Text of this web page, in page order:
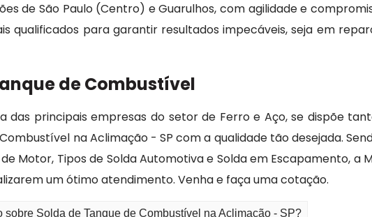
de São Paulo (Centro) e Guarulhos, com agilidade e
qualificados para garantir resultados impecáveis, seja em
de Combustível
das principais empresas do setor de Ferro e Aço, se dispõe
na Aclimação - SP com a qualidade tão desejada.
Motor, Tipos de Solda Automotiva e Solda em Escapamento,
um ótimo atendimento. Venha e faça uma cotação.
Solda de Tanque de Combustível na Aclimação - SP?